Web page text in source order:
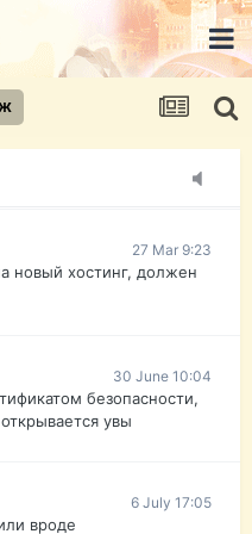
https://pasport-ua.com/
сайт и форум
27 Mar 9:23
новый хостинг, должен
30 June 10:04
безопасности,
увы
6 July 17:05
вроде